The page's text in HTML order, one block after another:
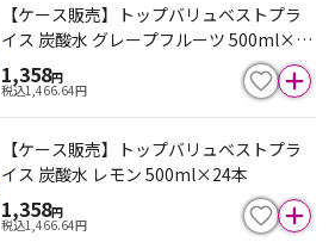
【ケース販売】トップバリュベストプラ
イス 炭酸水 グレープフルーツ 500ml×24
本
1,358円
税込1,466.64円
【ケース販売】トップバリュベストプラ
イス 炭酸水 レモン 500ml×24本
1,358円
税込1,466.64円